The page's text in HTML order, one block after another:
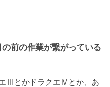
前の作業が繋がっている
ⅢとかドラクエⅣとか、あ